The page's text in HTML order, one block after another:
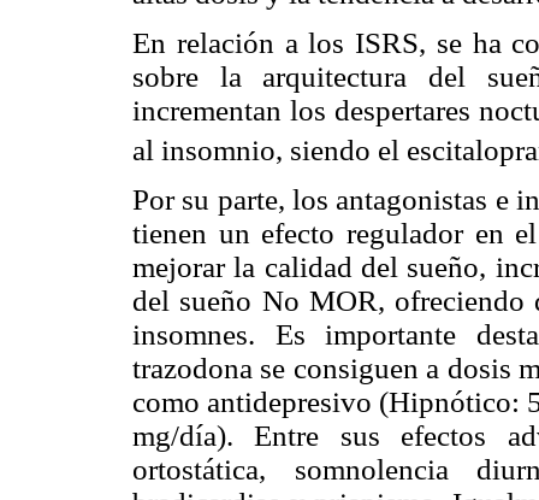
En relación a los ISRS, se ha
sobre la arquitectura del
incrementan los despertares
al insomnio, siendo el
Por su parte, los antagonistas e
tienen un efecto regulador en
mejorar la calidad del sueño,
del sueño No MOR, ofreciendo
insomnes. Es importante
trazodona se consiguen a dosis
como antidepresivo (Hipnótico:
mg/día). Entre sus efectos
ortostática, somnolencia